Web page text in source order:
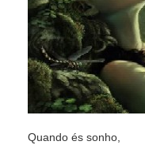
Quando és sonho,